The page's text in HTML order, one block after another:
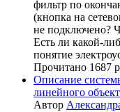
фильтр по
(кнопка на
не подключено?
Есть ли какой-
понятие
Прочитано 1687
Описание
линейного
Автор